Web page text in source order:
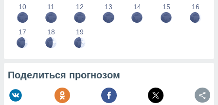
10 11 12 13 14 15 16
17 18 19
Поделиться прогнозом